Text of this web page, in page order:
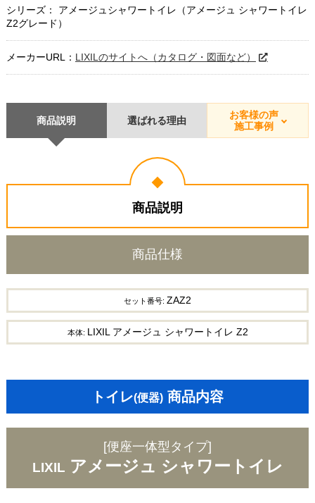
シリーズ： アメージュシャワートイレ（アメージュ シャワートイレ
Z2グレード）
メーカーURL： LIXILのサイトへ（カタログ・図面など）
商品説明 選ばれる理由
お客様の声
施工事例
商品説明
商品仕様
セット番号: ZAZ2
本体: LIXIL アメージュ シャワートイレ Z2
トイレ(便器) 商品内容
[便座一体型タイプ]
LIXIL アメージュ シャワートイレ